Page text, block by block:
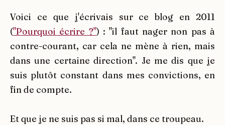
Voici ce que j'écrivais sur ce blog en 2011
("Pourquoi écrire ?") : "il faut nager non pas à
contre-courant, car cela ne mène à rien, mais
dans une certaine direction". Je me dis que je
suis plutôt constant dans mes convictions, en
fin de compte.
Et que je ne suis pas si mal, dans ce troupeau.